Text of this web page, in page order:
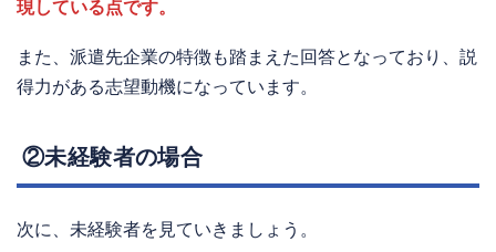
現している点です。
また、派遣先企業の特徴も踏まえた回答となっており、説
得力がある志望動機になっています。
②未経験者の場合
次に、未経験者を見ていきましょう。